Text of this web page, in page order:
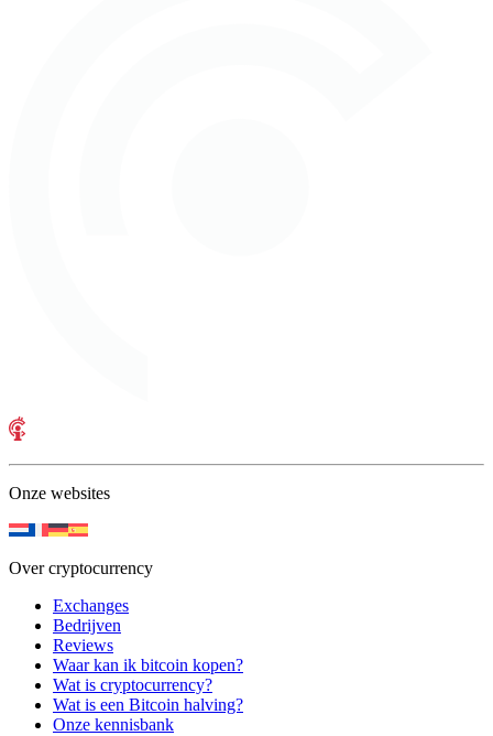
Onze websites
Over cryptocurrency
Exchanges
Bedrijven
Reviews
Waar kan ik bitcoin kopen?
Wat is cryptocurrency?
Wat is een Bitcoin halving?
Onze kennisbank